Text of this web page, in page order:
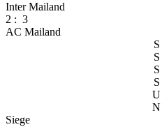
Inter Mailand
2 : 3
AC Mailand
S
S
S
S
U
N
Siege